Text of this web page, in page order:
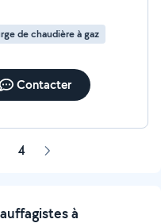
de chaudière à gaz
Contacter
4 Page
à